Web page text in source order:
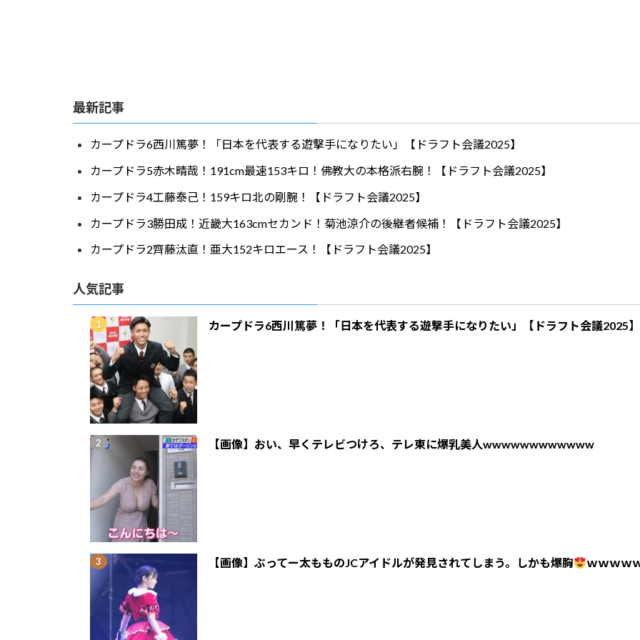
最新記事
カープドラ6西川篤夢！「日本を代表する遊撃手になりたい」【ドラフト会議2025】
カープドラ5赤木晴哉！191cm最速153キロ！佛教大の本格派右腕！【ドラフト会議2025】
カープドラ4工藤泰己！159キロ北の剛腕！【ドラフト会議2025】
カープドラ3勝田成！近畿大163cmセカンド！菊池涼介の後継者候補！【ドラフト会議2025】
カープドラ2齊藤汰直！亜大152キロエース！【ドラフト会議2025】
人気記事
カープドラ6西川篤夢！「日本を代表する遊撃手になりたい」【ドラフト会議2025】
【画像】おい、早くテレビつけろ、テレ東に爆乳美人wwwwwwwwwwww
【画像】ぶってー太もものJCアイドルが発見されてしまう。しかも爆胸 ｗｗｗｗ